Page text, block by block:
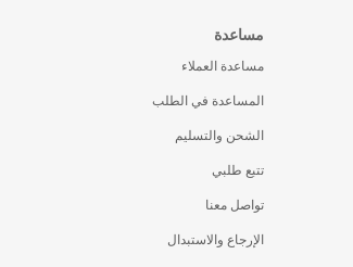
مساعدة
مساعدة العملاء
المساعدة في الطلب
الشحن والتسليم
تتبع طلبي
تواصل معنا
الإرجاع والاستبدال